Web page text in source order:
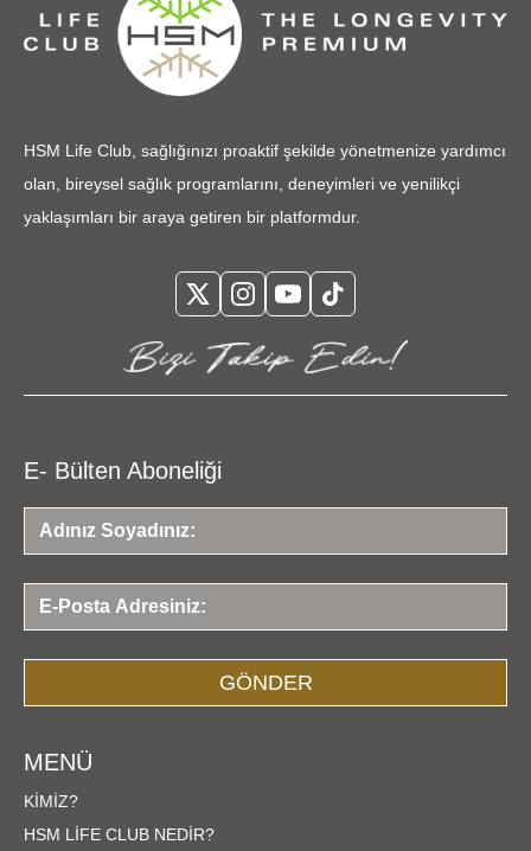
HSM Life Club, sağlığınızı proaktif şekilde yönetmenize yardımcı
olan, bireysel sağlık programlarını, deneyimleri ve yenilikçi
yaklaşımları bir araya getiren bir platformdur.
E- Bülten Aboneliği
GÖNDER
MENÜ
KIMIZ?
HSM LIFE CLUB NEDIR?